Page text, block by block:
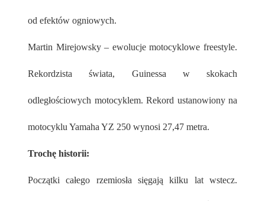
od efektów ogniowych.
Martin Mirejowsky – ewolucje motocyklowe freestyle.
Rekordzista świata, Guinessa w skokach
odległościowych motocyklem. Rekord ustanowiony na
motocyklu Yamaha YZ 250 wynosi 27,47 metra.
Trochę historii:
Początki całego rzemiosła sięgają kilku lat wstecz.